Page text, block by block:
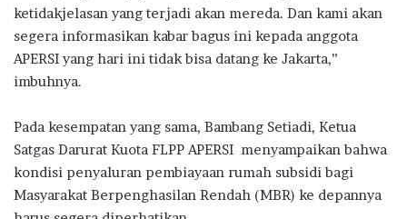
ketidakjelasan yang terjadi akan mereda. Dan kami akan
segera informasikan kabar bagus ini kepada anggota
APERSI yang hari ini tidak bisa datang ke Jakarta,”
imbuhnya.
Pada kesempatan yang sama, Bambang Setiadi, Ketua
Satgas Darurat Kuota FLPP APERSI menyampaikan bahwa
kondisi penyaluran pembiayaan rumah subsidi bagi
Masyarakat Berpenghasilan Rendah (MBR) ke depannya